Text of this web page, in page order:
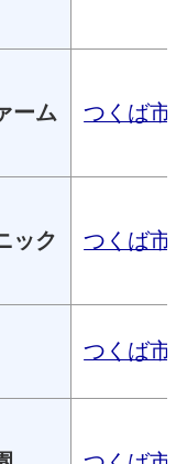
ーム つくば市
ック つくば市
つくば市